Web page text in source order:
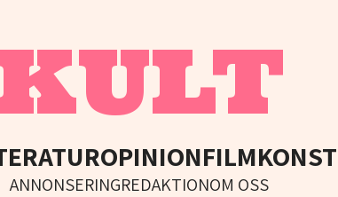
OPINIONFILMKONST
ANNONSERINGREDAKTIONOM OSS